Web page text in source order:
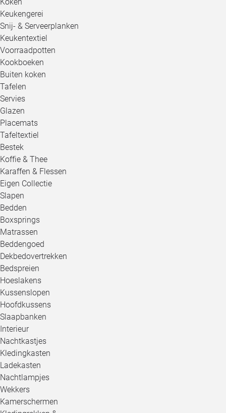
Keukengerei
Snij- & Serveerplanken
Keukentextiel
Voorraadpotten
Kookboeken
Buiten koken
Tafelen
Servies
Glazen
Placemats
Tafeltextiel
Bestek
Koffie & Thee
Karaffen & Flessen
Eigen Collectie
Slapen
Bedden
Boxsprings
Matrassen
Beddengoed
Dekbedovertrekken
Bedspreien
Hoeslakens
Kussenslopen
Hoofdkussens
Slaapbanken
Interieur
Nachtkastjes
Kledingkasten
Ladekasten
Nachtlampjes
Wekkers
Kamerschermen